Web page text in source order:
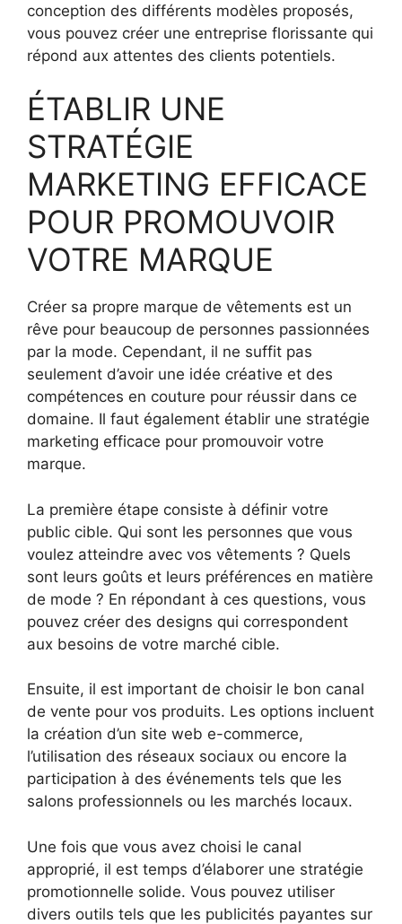
conception des différents modèles proposés,
vous pouvez créer une entreprise florissante qui
répond aux attentes des clients potentiels.
ÉTABLIR UNE
STRATÉGIE
MARKETING EFFICACE
POUR PROMOUVOIR
VOTRE MARQUE
Créer sa propre marque de vêtements est un
rêve pour beaucoup de personnes passionnées
par la mode. Cependant, il ne suffit pas
seulement d’avoir une idée créative et des
compétences en couture pour réussir dans ce
domaine. Il faut également établir une stratégie
marketing efficace pour promouvoir votre
marque.
La première étape consiste à définir votre
public cible. Qui sont les personnes que vous
voulez atteindre avec vos vêtements ? Quels
sont leurs goûts et leurs préférences en matière
de mode ? En répondant à ces questions, vous
pouvez créer des designs qui correspondent
aux besoins de votre marché cible.
Ensuite, il est important de choisir le bon canal
de vente pour vos produits. Les options incluent
la création d’un site web e-commerce,
l’utilisation des réseaux sociaux ou encore la
participation à des événements tels que les
salons professionnels ou les marchés locaux.
Une fois que vous avez choisi le canal
approprié, il est temps d’élaborer une stratégie
promotionnelle solide. Vous pouvez utiliser
divers outils tels que les publicités payantes sur